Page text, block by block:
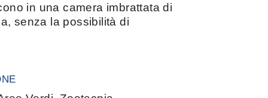
in una camera imbrattata di
senza la possibilità di